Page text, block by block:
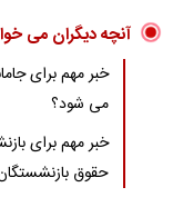
آنچه دیگران می
خبر مهم برای
می شود؟
خبر مهم برای
حقوق